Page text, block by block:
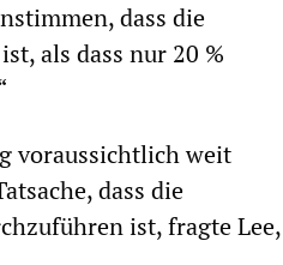
dass die
als dass nur 20 %
voraussichtlich weit
dass die
ist, fragte Lee,